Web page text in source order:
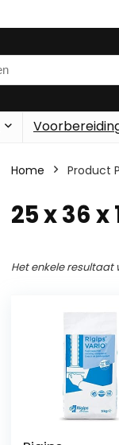
Home Product
‎25 x 36
Het enkele resultaat